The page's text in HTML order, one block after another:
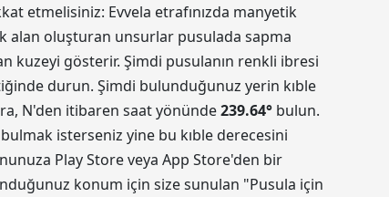
etmelisiniz: Evvela etrafınızda manyetik
alan oluşturan unsurlar pusulada sapma
kuzeyi gösterir. Şimdi pusulanın renkli ibresi
durun. Şimdi bulunduğunuz yerin kıble
N'den itibaren saat yönünde239.64° bulun.
isterseniz yine bu kıble derecesini
Play Store veya App Store'den bir
konum için size sunulan "Pusula için